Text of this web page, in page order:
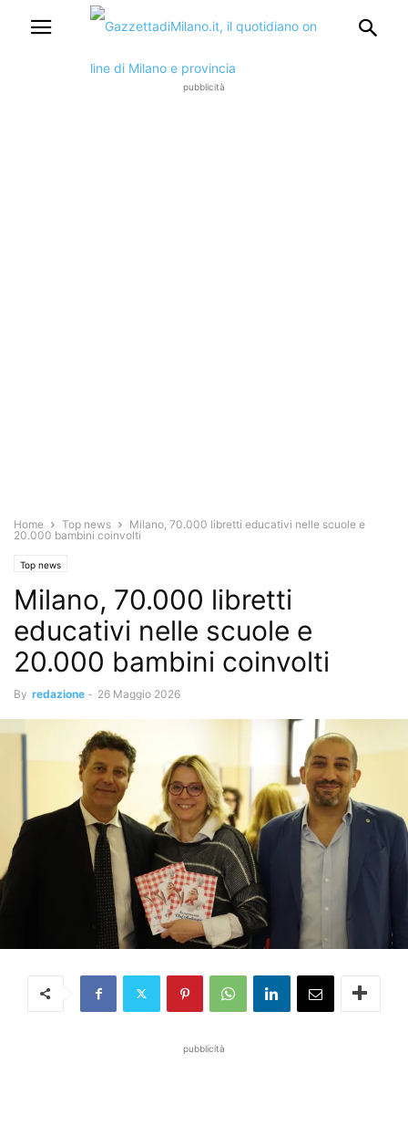
pubblicità
Home Top news
Milano, 70.000 libretti educativi nelle scuole e
20.000 bambini coinvolti
Top news
Milano, 70.000 libretti
educativi nelle scuole e
20.000 bambini coinvolti
By redazione - 26 Maggio 2026
pubblicità